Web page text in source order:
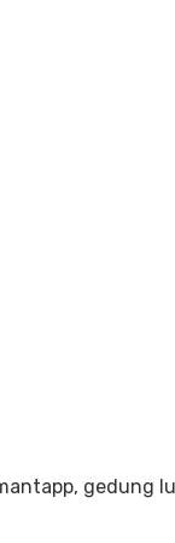
gedung